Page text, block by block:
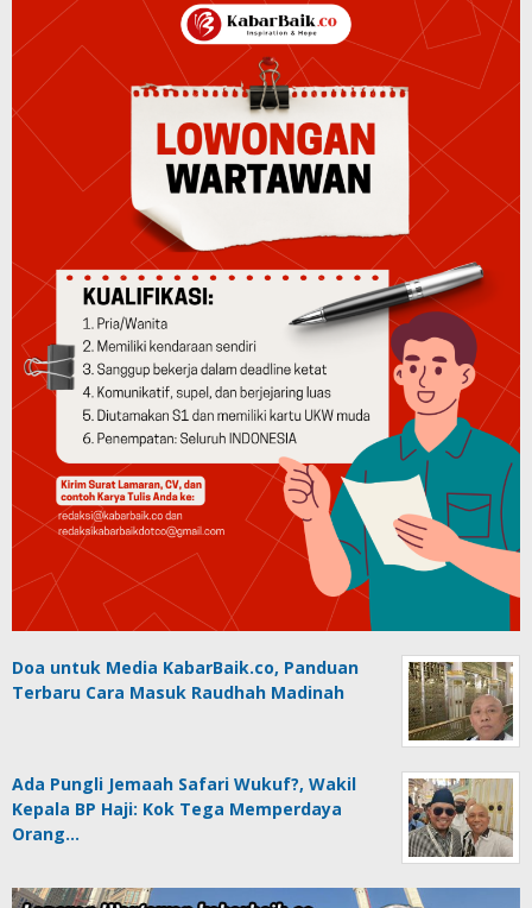
Doa untuk Media KabarBaik.co, Panduan
Terbaru Cara Masuk Raudhah Madinah
Ada Pungli Jemaah Safari Wukuf?, Wakil
Kepala BP Haji: Kok Tega Memperdaya
Orang…